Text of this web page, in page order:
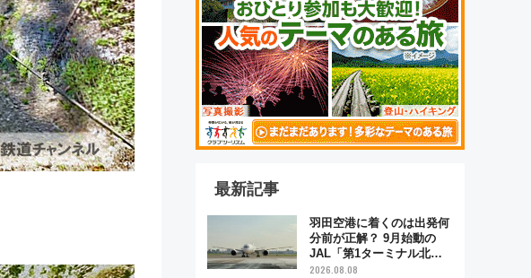
最新記事
羽田空港に着くのは出発何
分前が正解？ 9月始動の
JAL「第1ターミナル北側
サテライト」は徒歩1キロ
2026.08.08